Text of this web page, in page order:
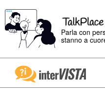
Parla con
stanno a